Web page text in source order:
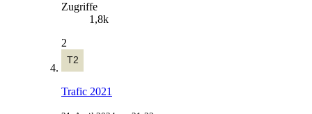
Zugriffe
1,8k
2
Trafic 2021